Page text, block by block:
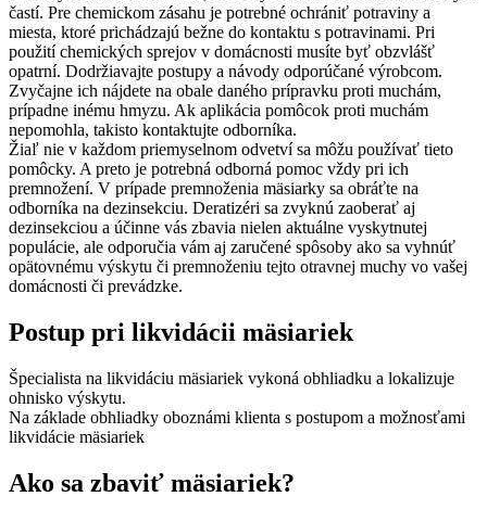
častí. Pre chemickom zásahu je potrebné ochrániť potraviny a
miesta, ktoré prichádzajú bežne do kontaktu s potravinami. Pri
použití chemických sprejov v domácnosti musíte byť obzvlášť
opatrní. Dodržiavajte postupy a návody odporúčané výrobcom.
Zvyčajne ich nájdete na obale daného prípravku proti muchám,
prípadne inému hmyzu. Ak aplikácia pomôcok proti muchám
nepomohla, takisto kontaktujte odborníka.
Žiaľ nie v každom priemyselnom odvetví sa môžu používať tieto
pomôcky. A preto je potrebná odborná pomoc vždy pri ich
premnožení. V prípade premnoženia mäsiarky sa obráťte na
odborníka na dezinsekciu. Deratizéri sa zvyknú zaoberať aj
dezinsekciou a účinne vás zbavia nielen aktuálne vyskytnutej
populácie, ale odporučia vám aj zaručené spôsoby ako sa vyhnúť
opätovnému výskytu či premnoženiu tejto otravnej muchy vo vašej
domácnosti či prevádzke.
Postup pri likvidácii mäsiariek
Špecialista na likvidáciu mäsiariek vykoná obhliadku a lokalizuje
ohnisko výskytu.
Na základe obhliadky oboznámi klienta s postupom a možnosťami
likvidácie mäsiariek
Ako sa zbaviť mäsiariek?